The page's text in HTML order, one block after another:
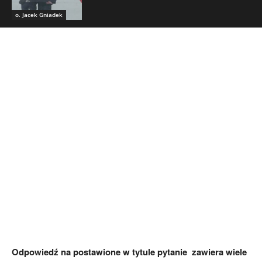
o. Jacek Gniadek
Odpowiedź na postawione w tytule pytanie zawiera wiele